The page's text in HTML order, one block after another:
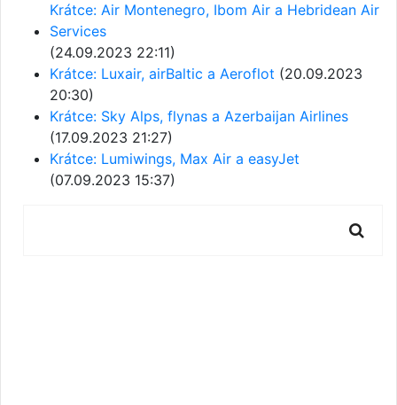
Krátce: Air Montenegro, Ibom Air a Hebridean Air
Services
(24.09.2023 22:11)
Krátce: Luxair, airBaltic a Aeroflot (20.09.2023
20:30)
Krátce: Sky Alps, flynas a Azerbaijan Airlines
(17.09.2023 21:27)
Krátce: Lumiwings, Max Air a easyJet
(07.09.2023 15:37)